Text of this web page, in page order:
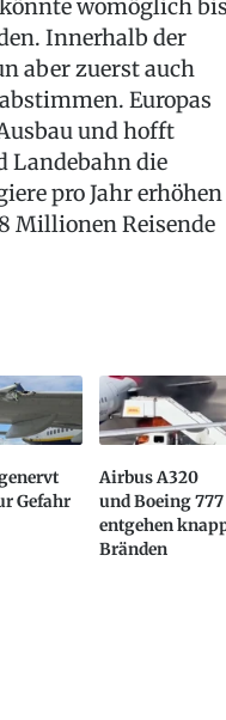
womöglich bis
Innerhalb der
aber zuerst auch
Europas
und hofft
Landebahn die
pro Jahr erhöhen
Millionen Reisende
Gefahr
Airbus A320
und Boeing 777
entgehen
Bränden